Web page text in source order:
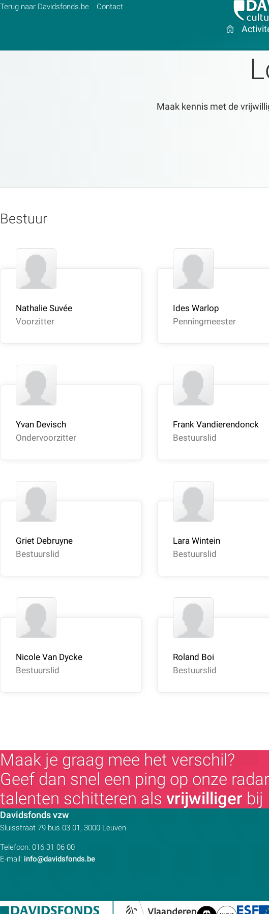
Terug naar Davidsfonds.be Contact
Maak kennis met de
Bestuur
Nathalie Suvée
Voorzitter
Ides Warlop
Penningmeester
Yvan Devisch
Ondervoorzitter
Frank Vandierendonck
Bestuurslid
Griet Debruyne
Bestuurslid
Lara Wintein
Bestuurslid
Nicole Van Dycke
Bestuurslid
Roland Boi
Bestuurslid
Maak je graag mee het verschil?
Geef dan snel een ping op onze
talenten schitteren als vrijwilliger bij
Davidsfonds vzwContactpersoon:
Adres:
Sluisstraat 79 bus 03.01, 3000 Leuven
Telefoon: 016 31 06 00
E-mail: info@davidsfonds.be